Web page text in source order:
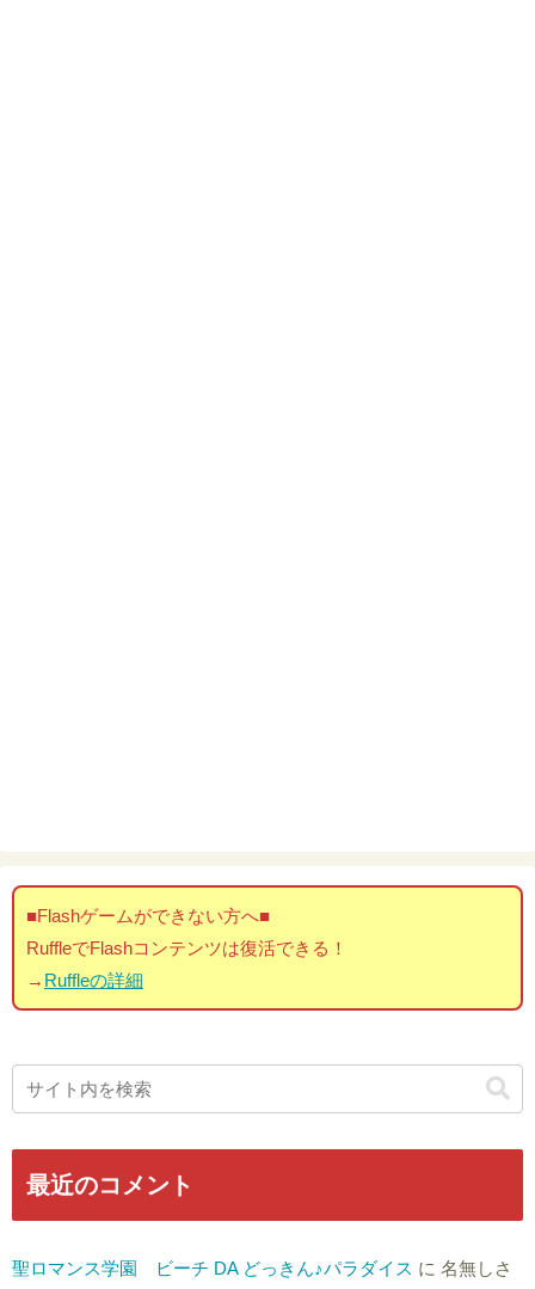
■Flashゲームができない方へ■
RuffleでFlashコンテンツは復活できる！
→ Ruffleの詳細
最近のコメント
聖ロマンス学園 ビーチ DA どっきん♪パラダイス に 名無しさ